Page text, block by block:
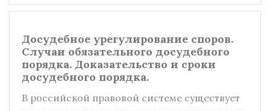
Досудебное урегулирование споров.
Случаи обязательного досудебного
порядка. Доказательство и сроки
досудебного порядка.
В российской правовой системе существует